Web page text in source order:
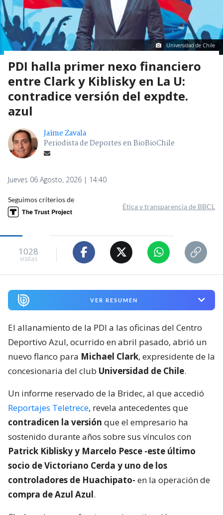
Universidad de Chile
PDI halla primer nexo financiero
entre Clark y Kiblisky en La U:
contradice versión del expdte.
azul
Jaime Zavala
Periodista de Deportes en BioBioChile
Jueves 06 Agosto, 2026 | 14:40
Seguimos criterios de
Ética y transparencia de BBCL
1028
visitas
VER RESUMEN
El allanamiento de la PDI a las oficinas del Centro
Deportivo Azul, ocurrido en abril pasado, abrió un
nuevo flanco para Michael Clark, expresidente de la
concesionaria del club Universidad de Chile.
Un informe reservado de la Bridec, al que accedió
Reportajes Teletrece, revela antecedentes que
contradicen la versión que el empresario ha
sostenido durante años sobre sus vínculos con
Patrick Kiblisky y Marcelo Pesce -este último
socio de Victoriano Cerda y uno de los
controladores de Huachipato- en la operación de
compra de Azul Azul.